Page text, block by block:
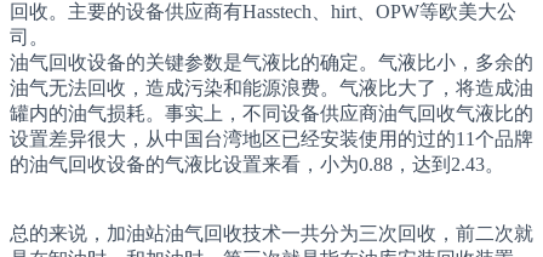
回收。主要的设备供应商有Hasstech、hirt、OPW等欧美大公
司。
油气回收设备的关键参数是气液比的确定。气液比小，多余的
油气无法回收，造成污染和能源浪费。气液比大了，将造成油
罐内的油气损耗。事实上，不同设备供应商油气回收气液比的
设置差异很大，从中国台湾地区已经安装使用的过的11个品牌
的油气回收设备的气液比设置来看，小为0.88，达到2.43。
总的来说，加油站油气回收技术一共分为三次回收，前二次就